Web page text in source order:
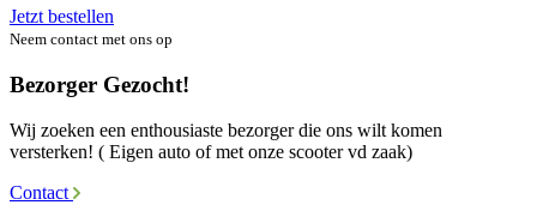
Jetzt bestellen
Neem contact met ons op
Bezorger Gezocht!
Wij zoeken een enthousiaste bezorger die ons wilt komen
versterken! ( Eigen auto of met onze scooter vd zaak)
Contact